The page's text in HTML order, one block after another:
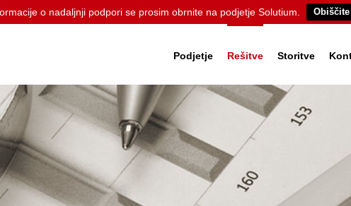
o nadaljnji podpori se prosim obrnite na podjetje Solutium.
Podjetje Rešitve Storitve